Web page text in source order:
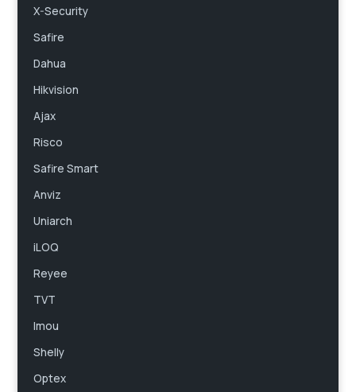
X-Security
Safire
Dahua
Hikvision
Ajax
Risco
Safire Smart
Anviz
Uniarch
iLOQ
Reyee
TVT
Imou
Shelly
Optex